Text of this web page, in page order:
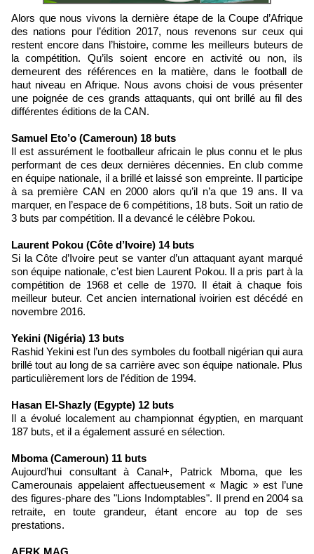
Alors que nous vivons la dernière étape de la Coupe d’Afrique
des nations pour l’édition 2017, nous revenons sur ceux qui
restent encore dans l’histoire, comme les meilleurs buteurs de
la compétition. Qu’ils soient encore en activité ou non, ils
demeurent des références en la matière, dans le football de
haut niveau en Afrique. Nous avons choisi de vous présenter
une poignée de ces grands attaquants, qui ont brillé au fil des
différentes éditions de la CAN.
Samuel Eto’o (Cameroun) 18 buts
Il est assurément le footballeur africain le plus connu et le plus
performant de ces deux dernières décennies. En club comme
en équipe nationale, il a brillé et laissé son empreinte. Il participe
à sa première CAN en 2000 alors qu’il n’a que 19 ans. Il va
marquer, en l’espace de 6 compétitions, 18 buts. Soit un ratio de
3 buts par compétition. Il a devancé le célèbre Pokou.
Laurent Pokou (Côte d’Ivoire) 14 buts
Si la Côte d’Ivoire peut se vanter d’un attaquant ayant marqué
son équipe nationale, c’est bien Laurent Pokou. Il a pris part à la
compétition de 1968 et celle de 1970. Il était à chaque fois
meilleur buteur. Cet ancien international ivoirien est décédé en
novembre 2016.
Yekini (Nigéria) 13 buts
Rashid Yekini est l’un des symboles du football nigérian qui aura
brillé tout au long de sa carrière avec son équipe nationale. Plus
particulièrement lors de l’édition de 1994.
Hasan El-Shazly (Egypte) 12 buts
Il a évolué localement au championnat égyptien, en marquant
187 buts, et il a également assuré en sélection.
Mboma (Cameroun) 11 buts
Aujourd’hui consultant à Canal+, Patrick Mboma, que les
Camerounais appelaient affectueusement « Magic » est l’une
des figures-phare des "Lions Indomptables". Il prend en 2004 sa
retraite, en toute grandeur, étant encore au top de ses
prestations.
AFRK.MAG